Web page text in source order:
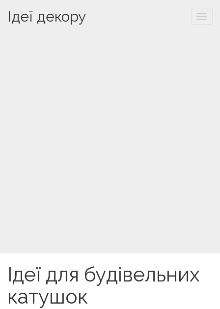
Ідеї декору
Ідеї для будівельних
катушок